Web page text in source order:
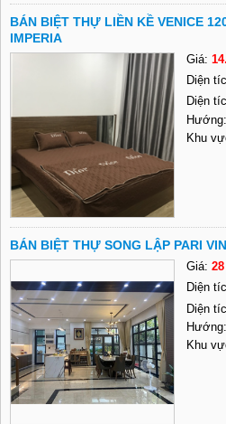
BÁN BIỆT THỰ LIỀN KỀ VENICE
IMPERIA
Giá:
Diện
Diện
Khu
BÁN BIỆT THỰ SONG LẬP PARI
Giá:
Diện
Diện
Khu